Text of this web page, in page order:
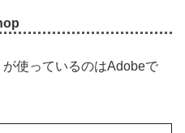
使っているのはAdobeで